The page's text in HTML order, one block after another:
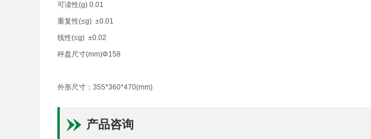
可读性(g) 0.01
重复性(≤g) ±0.01
线性(≤g) ±0.02
秤盘尺寸(mm)Φ158
外形尺寸：355*360*470(mm)
产品咨询